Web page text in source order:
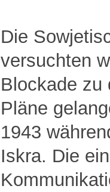
Die
versuchten
Blockade zu
Pläne
1943
Iskra. Die